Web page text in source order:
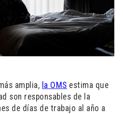
amplia, la OMS estima que
son responsables de la
de días de trabajo al año a